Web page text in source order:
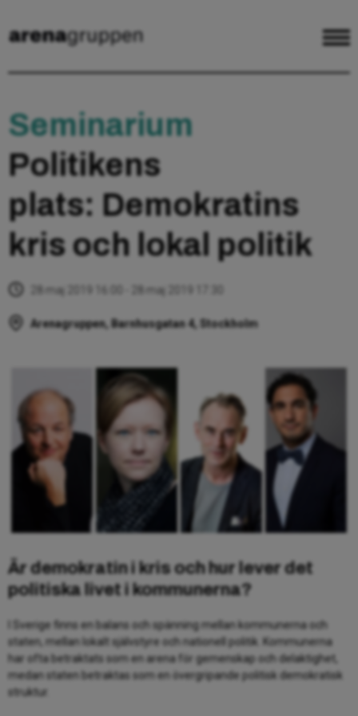
Seminarium
Politikens
plats: Demokratins
kris och lokal politik
28 maj 2019 16:00 - 28 maj 2019 17:30
Arenagruppen, Barnhusgatan 4, Stockholm
Är demokratin i kris och hur lever det
politiska livet i kommunerna?
I Sverige finns en balans och spänning mellan kommunerna och
staten, mellan lokalt självstyre och nationell politik. Kommunerna
har ofta betraktats som en arena för gemenskap och delaktighet,
medan staten betraktas som en övergripande politisk demokratisk
struktur.